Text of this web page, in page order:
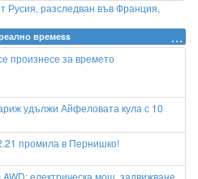
Русия, разследван във Франция,
времеss
произнесе за времето
удължи Айфеловата кула с 10
промила в Пернишко!
електрическа мощ, задвижване